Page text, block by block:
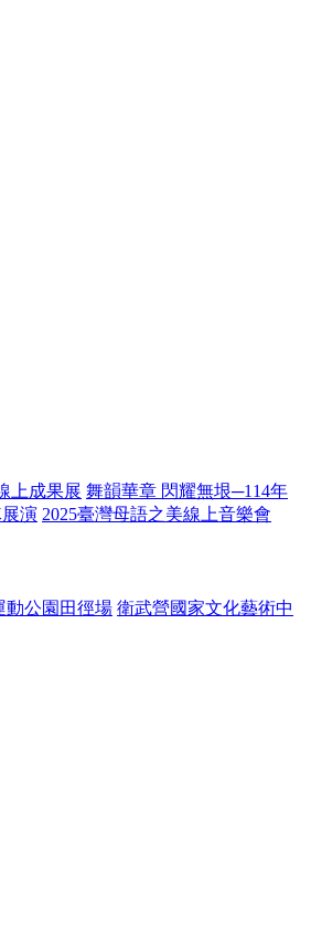
上成果展 舞韻華章 閃耀無垠─114年
演 2025臺灣母語之美線上音樂會
動公園田徑場 衛武營國家文化藝術中